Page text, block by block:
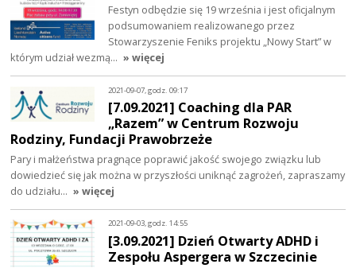
Festyn odbędzie się 19 września i jest oficjalnym
podsumowaniem realizowanego przez
Stowarzyszenie Feniks projektu „Nowy Start” w
którym udział wezmą… » więcej
2021-09-07, godz. 09:17
[7.09.2021] Coaching dla PAR
„Razem” w Centrum Rozwoju
Rodziny, Fundacji Prawobrzeże
Pary i małżeństwa pragnące poprawić jakość swojego związku lub
dowiedzieć się jak można w przyszłości uniknąć zagrożeń, zapraszamy
do udziału… » więcej
2021-09-03, godz. 14:55
[3.09.2021] Dzień Otwarty ADHD i
Zespołu Aspergera w Szczecinie